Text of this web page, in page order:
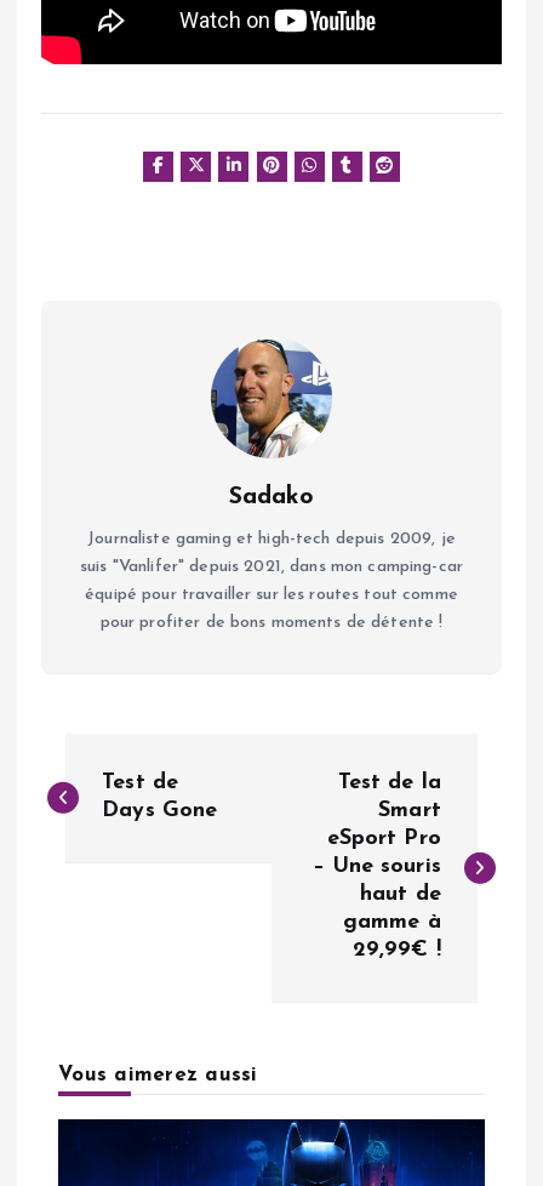
Sadako
Journaliste gaming et high-tech depuis 2009, je
suis "Vanlifer" depuis 2021, dans mon camping-car
équipé pour travailler sur les routes tout comme
pour profiter de bons moments de détente !
a
a
t
Test de
Days Gone
Test de la
Smart
eSport Pro
– Une souris
haut de
gamme à
29,99€ !
Vous aimerez aussi